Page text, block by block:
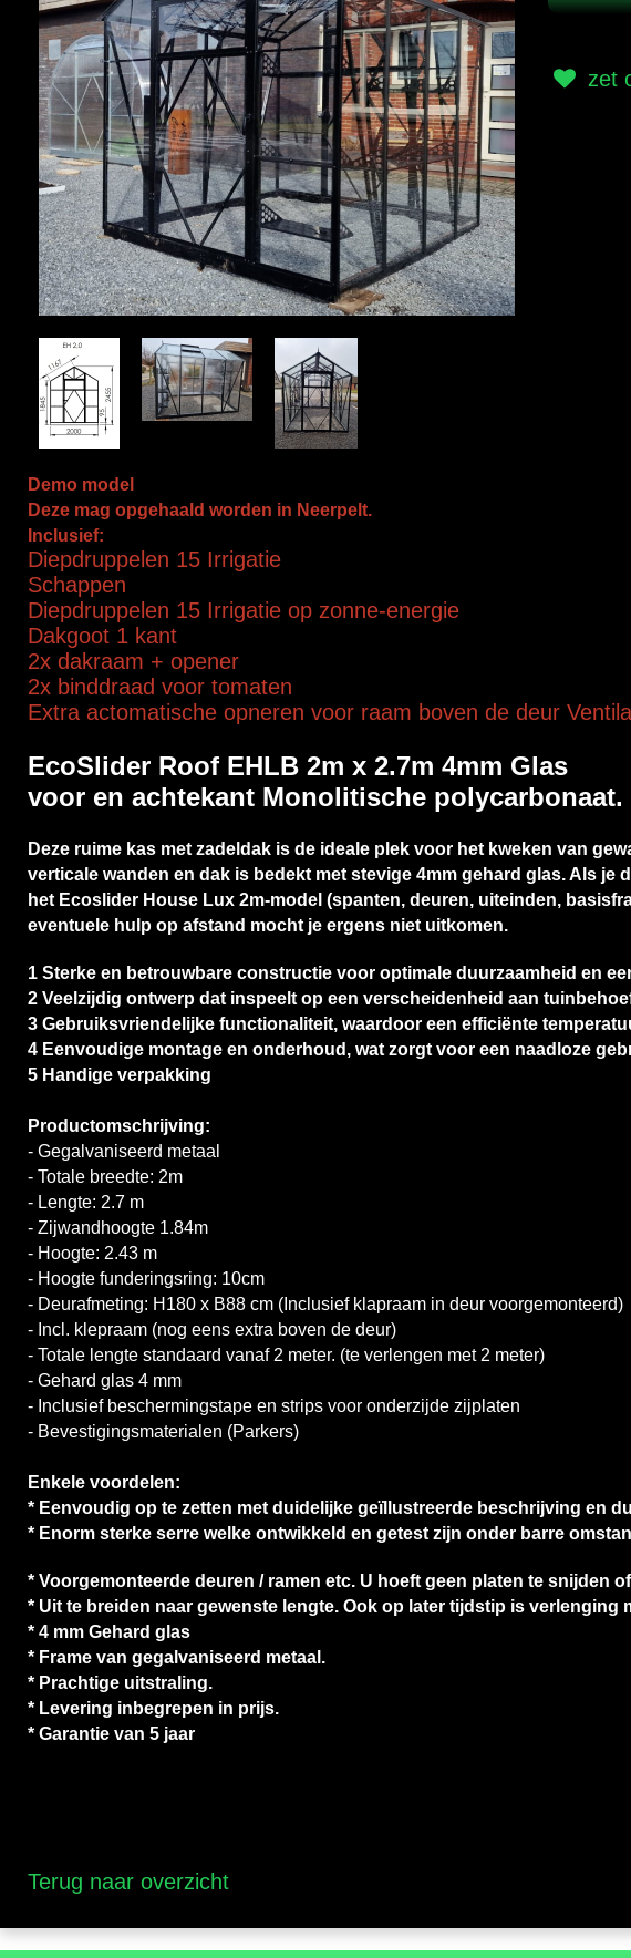
zet
Demo model
Deze mag opgehaald worden in Neerpelt.
Inclusief:
Diepdruppelen 15 Irrigatie
Schappen
Diepdruppelen 15 Irrigatie op zonne-energie
Dakgoot 1 kant
2x dakraam + opener
2x binddraad voor tomaten
Extra actomatische opneren voor raam boven de deur
EcoSlider Roof EHLB 2m x 2.7m 4mm Glas
voor en achtekant Monolitische polycarbonaat.
Deze ruime kas met zadeldak is de ideale plek voor het kweken van
verticale wanden en dak is bedekt met stevige 4mm gehard glas. Als
het Ecoslider House Lux 2m-model (spanten, deuren, uiteinden,
eventuele hulp op afstand mocht je ergens niet uitkomen.
1 Sterke en betrouwbare constructie voor optimale duurzaamheid en
2 Veelzijdig ontwerp dat inspeelt op een verscheidenheid aan
3 Gebruiksvriendelijke functionaliteit, waardoor een efficiënte
4 Eenvoudige montage en onderhoud, wat zorgt voor een naadloze
5 Handige verpakking
Productomschrijving:
- Gegalvaniseerd metaal
- Totale breedte: 2m
- Lengte: 2.7 m
- Zijwandhoogte 1.84m
- Hoogte: 2.43 m
- Hoogte funderingsring: 10cm
- Deurafmeting: H180 x B88 cm (Inclusief klapraam in deur voorgemonteerd)
- Incl. klepraam (nog eens extra boven de deur)
- Totale lengte standaard vanaf 2 meter. (te verlengen met 2 meter)
- Gehard glas 4 mm
- Inclusief beschermingstape en strips voor onderzijde zijplaten
- Bevestigingsmaterialen (Parkers)
Enkele voordelen:
* Eenvoudig op te zetten met duidelijke geïllustreerde beschrijving en
* Enorm sterke serre welke ontwikkeld en getest zijn onder barre
* Voorgemonteerde deuren / ramen etc. U hoeft geen platen te snijden
* Uit te breiden naar gewenste lengte. Ook op later tijdstip is verlenging
* 4 mm Gehard glas
* Frame van gegalvaniseerd metaal.
* Prachtige uitstraling.
* Levering inbegrepen in prijs.
* Garantie van 5 jaar
Terug naar overzicht